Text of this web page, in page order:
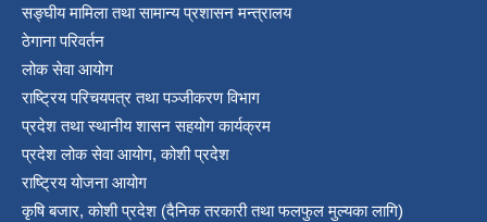
सङ्‍घीय मामिला तथा सामान्य प्रशासन मन्त्रालय
ठेगाना परिवर्तन
लोक सेवा आयोग
राष्ट्रिय परिचयपत्र तथा पञ्‍जीकरण विभाग
प्रदेश तथा स्थानीय शासन सहयोग कार्यक्रम
प्रदेश लोक सेवा आयोग, कोशी प्रदेश
राष्ट्रिय योजना आयोग
कृषि बजार, कोशी प्रदेश (दैनिक तरकारी तथा फलफुल मुल्यका लागि)